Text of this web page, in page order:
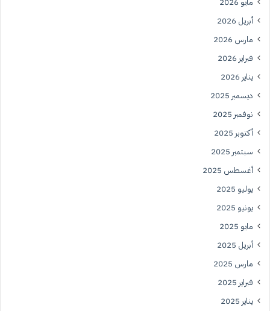
أبريل 2026
مارس 2026
فبراير 2026
يناير 2026
ديسمبر 2025
نوفمبر 2025
أكتوبر 2025
سبتمبر 2025
أغسطس 2025
يوليو 2025
يونيو 2025
مايو 2025
أبريل 2025
مارس 2025
فبراير 2025
يناير 2025